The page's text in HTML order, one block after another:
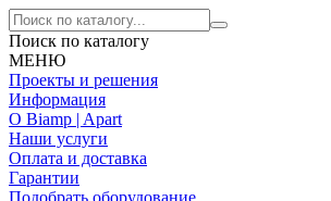
Поиск по каталогу
МЕНЮ
Проекты и решения
Информация
О Biamp | Apart
Наши услуги
Оплата и доставка
Гарантии
Подобрать оборудование